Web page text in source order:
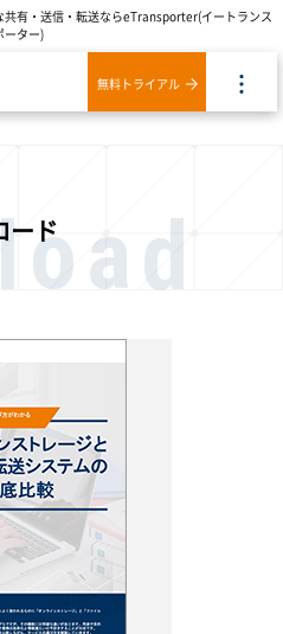
共有・送信・転送ならeTransporter(イートランス
ーター)
無料トライアル
ード